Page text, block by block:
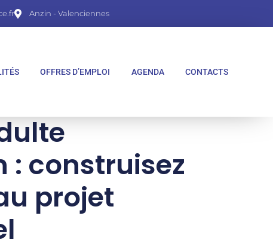
Anzin - Valenciennes
OFFRES D’EMPLOI AGENDA CONTACTS
: construisez
projet